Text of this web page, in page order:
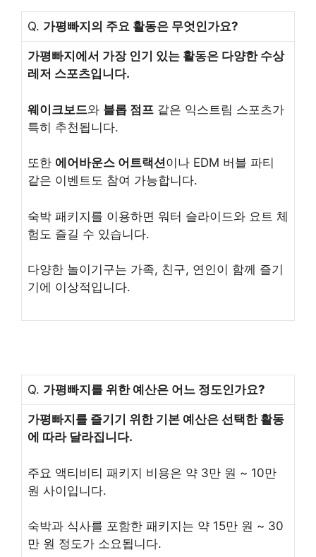
Q. 가평빠지의 주요 활동은 무엇인가요?
가평빠지에서 가장 인기 있는 활동은 다양한 수상
레저 스포츠입니다.
웨이크보드와 블롭 점프 같은 익스트림 스포츠가
특히 추천됩니다.
또한 에어바운스 어트랙션이나 EDM 버블 파티
같은 이벤트도 참여 가능합니다.
숙박 패키지를 이용하면 워터 슬라이드와 요트 체
험도 즐길 수 있습니다.
다양한 놀이기구는 가족, 친구, 연인이 함께 즐기
기에 이상적입니다.
Q. 가평빠지를 위한 예산은 어느 정도인가요?
가평빠지를 즐기기 위한 기본 예산은 선택한 활동
에 따라 달라집니다.
주요 액티비티 패키지 비용은 약 3만 원 ~ 10만
원 사이입니다.
숙박과 식사를 포함한 패키지는 약 15만 원 ~ 30
만 원 정도가 소요됩니다.